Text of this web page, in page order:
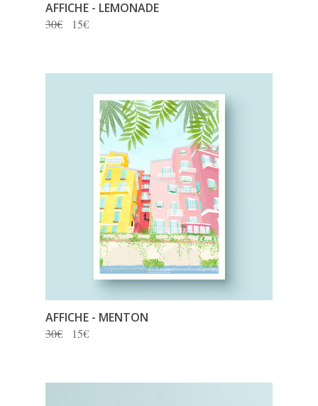
AFFICHE - LEMONADE
30€ 15€
AFFICHE - MENTON
30€ 15€